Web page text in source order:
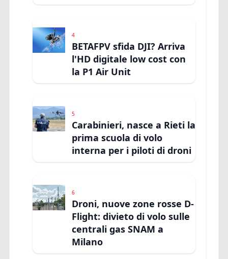
4
BETAFPV sfida DJI? Arriva
l'HD digitale low cost con
la P1 Air Unit
5
Carabinieri, nasce a Rieti la
prima scuola di volo
interna per i piloti di droni
6
Droni, nuove zone rosse D-
Flight: divieto di volo sulle
centrali gas SNAM a
Milano